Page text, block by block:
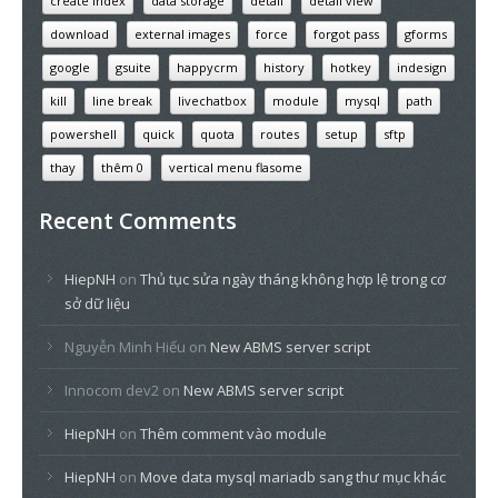
download
external images force forgot pass
gforms
google
gsuite happycrm history hotkey
indesign
kill
line break livechatbox module mysql
path
powershell
quick quota routes setup
sftp
thay
thêm 0 vertical menu flasome
Recent Comments
HiepNH on Thủ tục sửa ngày tháng không hợp lệ trong cơ
sở dữ liệu
Nguyễn Minh Hiếu on New ABMS server script
Innocom dev2 on New ABMS server script
HiepNH on Thêm comment vào module
HiepNH on Move data mysql mariadb sang thư mục khác